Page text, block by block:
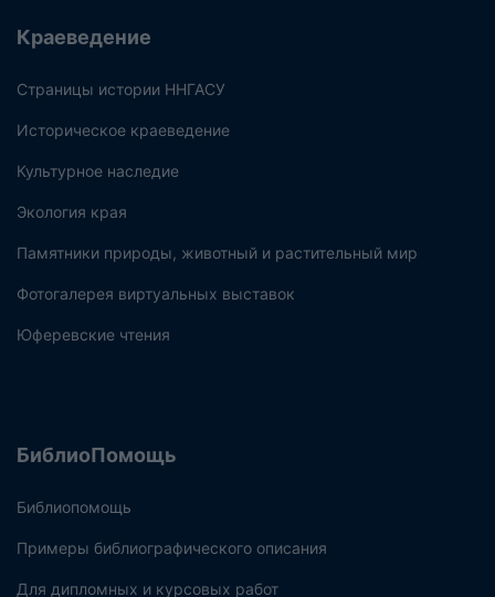
Краеведение
Страницы истории ННГАСУ
Историческое краеведение
Культурное наследие
Экология края
Памятники природы, животный и растительный мир
Фотогалерея виртуальных выставок
Юферевские чтения
БиблиоПомощь
Библиопомощь
Примеры библиографического описания
Для дипломных и курсовых работ